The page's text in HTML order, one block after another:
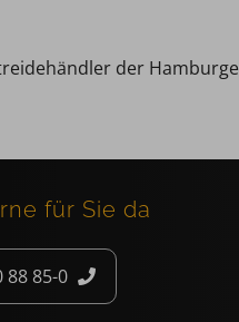
der
für Sie da
88 85-0